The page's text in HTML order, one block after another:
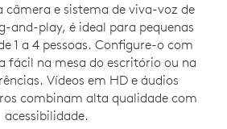
câmera e sistema de viva-voz de
and-play, é ideal para pequenas
1 a 4 pessoas. Configure-o com
fácil na mesa do escritório ou na
Vídeos em HD e áudios
combinam alta qualidade com
acessibilidade.